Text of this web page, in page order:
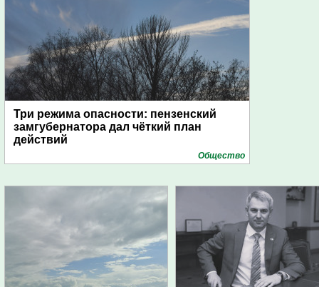
Три режима опасности: пензенский
замгубернатора дал чёткий план
действий
Общество